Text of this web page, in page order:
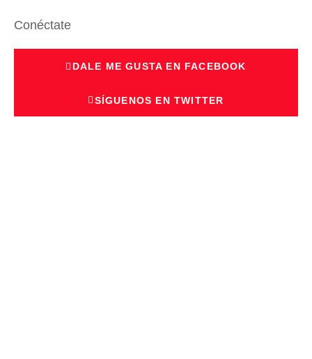
Conéctate
DALE ME GUSTA EN FACEBOOK
SÍGUENOS EN TWITTER